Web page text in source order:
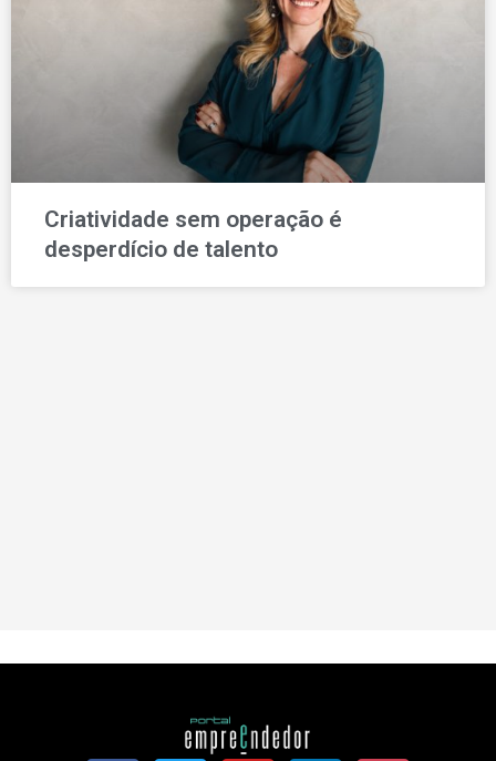
Criatividade sem operação é
desperdício de talento